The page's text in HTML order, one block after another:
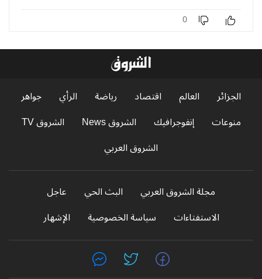
0
الجزائر العالم اقتصاد رياضة الرأي
جواهر
منوعات
إنفوجرافيك الشروق News
الشروق TV
الشروق العربي
مجلة الشروق العربي البث الحي
عاجل
الاستفتاءات
سياسة الخصوصية الإشهار